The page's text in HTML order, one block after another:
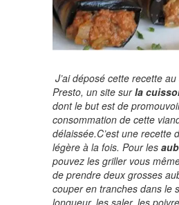
J’ai déposé cette recette
Presto, un site surla
dont le but est de
consommation de cette
délaissée.C’est une recette
légère à la fois. Pour les
pouvez les griller vous
de prendre deux grosses
couper en tranches dans le
longueur, les saler, les